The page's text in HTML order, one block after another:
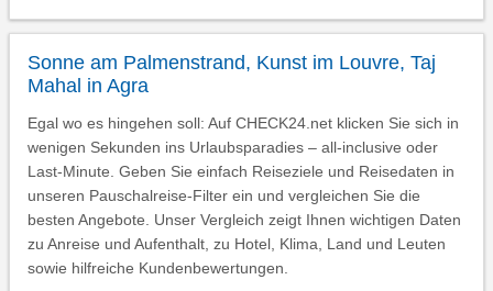
Sonne am Palmenstrand, Kunst im Louvre, Taj
Mahal in Agra
Egal wo es hingehen soll: Auf CHECK24.net klicken Sie sich in
wenigen Sekunden ins Urlaubsparadies – all-inclusive oder
Last-Minute. Geben Sie einfach Reiseziele und Reisedaten in
unseren Pauschalreise-Filter ein und vergleichen Sie die
besten Angebote. Unser Vergleich zeigt Ihnen wichtigen Daten
zu Anreise und Aufenthalt, zu Hotel, Klima, Land und Leuten
sowie hilfreiche Kundenbewertungen.